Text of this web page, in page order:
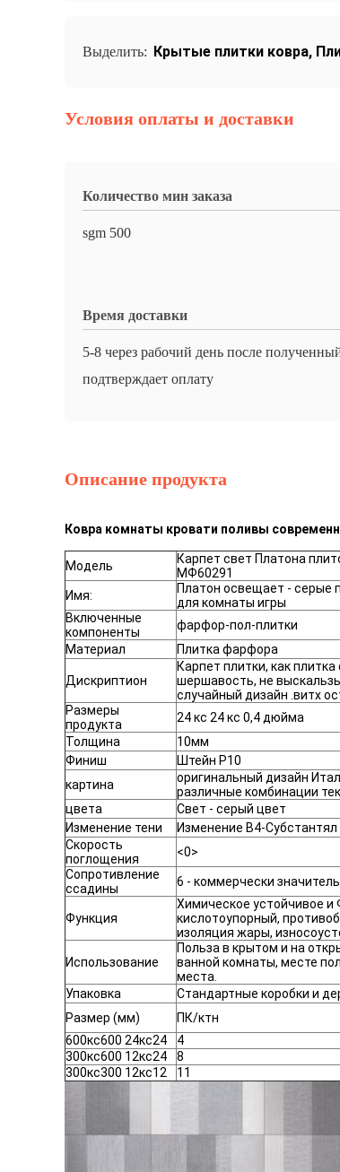
Выделить: Крытые плитки ковра,
Условия оплаты и доставки
Количество мин заказа
sgm 500
Время доставки
5-8 через рабочий день после
подтверждает оплату
Описание продукта
Ковра комнаты кровати поливы
Модель
Карпет свет Платона
МФ60291
Имя:
Платон освещает - серые
для комнаты игры
Включенные
компоненты
фарфор-пол-плитки
Материал
Плитка фарфора
Дискриптион
Карпет плитки, как
шершавость, не
случайный дизайн .витх
Размеры
продукта
24 кс 24 кс 0,4 дюйма
Толщина
10мм
Финиш
Штейн Р10
картина
оригинальный дизайн
различные комбинации
цвета
Свет - серый цвет
Изменение тени
Изменение В4-Субстантял
Скорость
поглощения
<0>
Сопротивление
ссадины
6 - коммерчески
Функция
Химическое устойчивое и
кислотоупорный,
изоляция жары,
Использование
Польза в крытом и на
ванной комнаты, месте
места.
Упаковка
Стандартные коробки и
Размер (мм)
ПК/ктн
600кс600 24кс24
4
300кс600 12кс24
8
300кс300 12кс12
11